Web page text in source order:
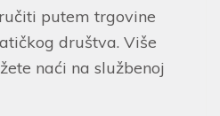
putem trgovine
društva. Više
naći na službenoj